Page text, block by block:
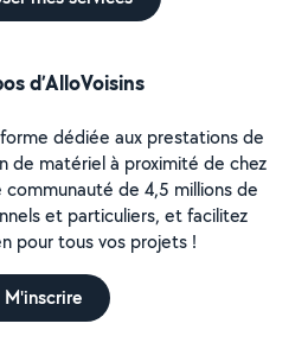
d’AlloVoisins
dédiée aux prestations de
de matériel à proximité de chez
communauté de 4,5 millions de
et particuliers, et facilitez
pour tous vos projets !
M'inscrire